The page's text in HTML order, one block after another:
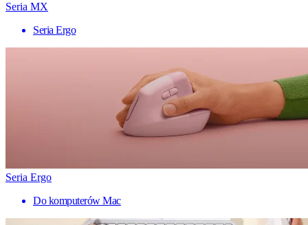
Seria MX
Seria Ergo
Seria Ergo
Do komputerów Mac